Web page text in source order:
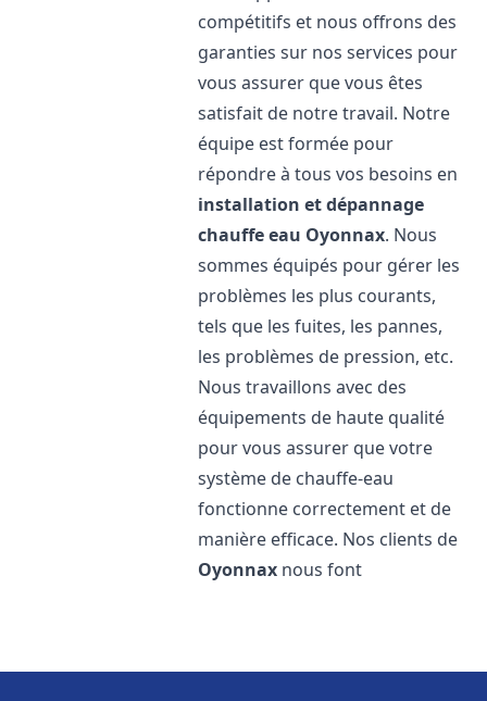
compétitifs et nous offrons des
garanties sur nos services pour
vous assurer que vous êtes
satisfait de notre travail. Notre
équipe est formée pour
répondre à tous vos besoins en
installation et dépannage
chauffe eau Oyonnax. Nous
sommes équipés pour gérer les
problèmes les plus courants,
tels que les fuites, les pannes,
les problèmes de pression, etc.
Nous travaillons avec des
équipements de haute qualité
pour vous assurer que votre
système de chauffe-eau
fonctionne correctement et de
manière efficace. Nos clients de
Oyonnax nous font